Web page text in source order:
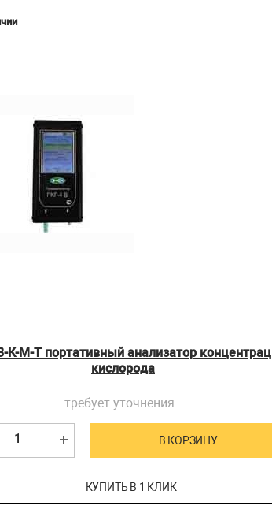
К-М-Т портативный анализатор
кислорода
требует уточнения
В КОРЗИНУ
КУПИТЬ В 1 КЛИК